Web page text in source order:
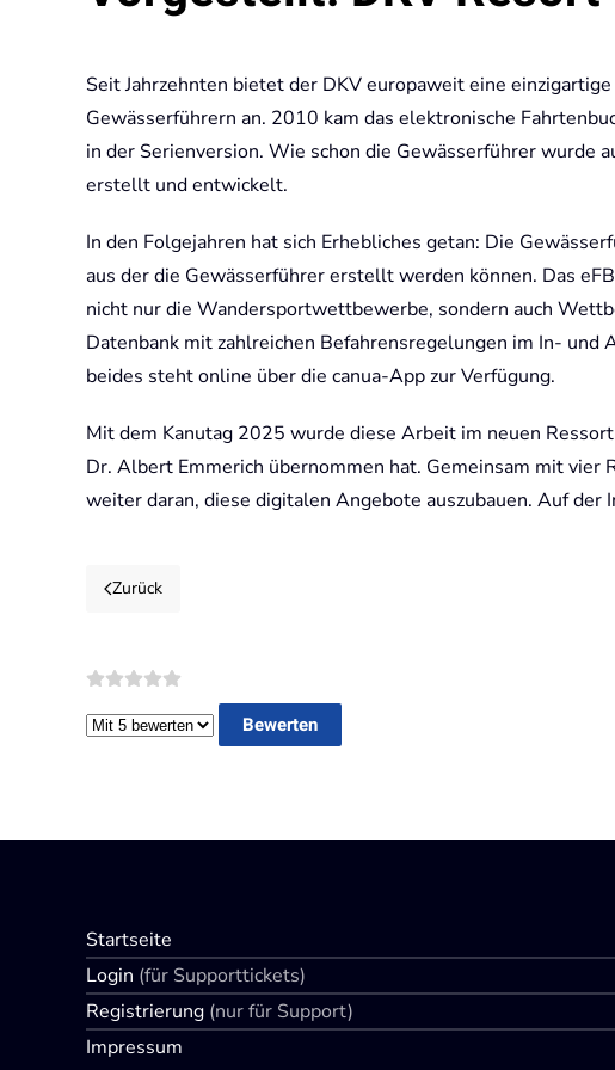
Seit Jahrzehnten bietet der DKV europaweit eine
Gewässerführern an. 2010 kam das elektronische
in der Serienversion. Wie schon die Gewässerführer wurde
erstellt und entwickelt.
In den Folgejahren hat sich Erhebliches getan: Die
aus der die Gewässerführer erstellt werden können. Das
nicht nur die Wandersportwettbewerbe, sondern auch
Datenbank mit zahlreichen Befahrensregelungen im In-
beides steht online über die canua-App zur Verfügung.
Mit dem Kanutag 2025 wurde diese Arbeit im neuen
Dr. Albert Emmerich übernommen hat. Gemeinsam mit
weiter daran, diese digitalen Angebote auszubauen. Auf
Zurück
Bitte bewerten
Startseite
Login (für Supporttickets)
Registrierung (nur für Support)
Impressum